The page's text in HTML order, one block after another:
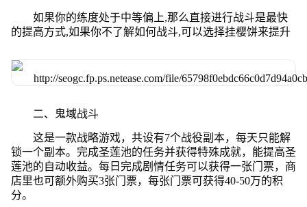
如果你的练度处于中等偏上,那么直接进行战斗是最快
的提高方式,如果你不了解如何战斗,可以选择挂樱饼来提升
二、鬼域战斗
这是一款战略游戏，共设有7个战役副本，每天只能解
锁一个副本。完成圣莲池的任务并获得特殊成就，能提高圣
莲池的自动收益。每日完成剧情任务可以获得一张门票，商
店里也可额外购买3张门票，每张门票可获得40-50万的积
分。